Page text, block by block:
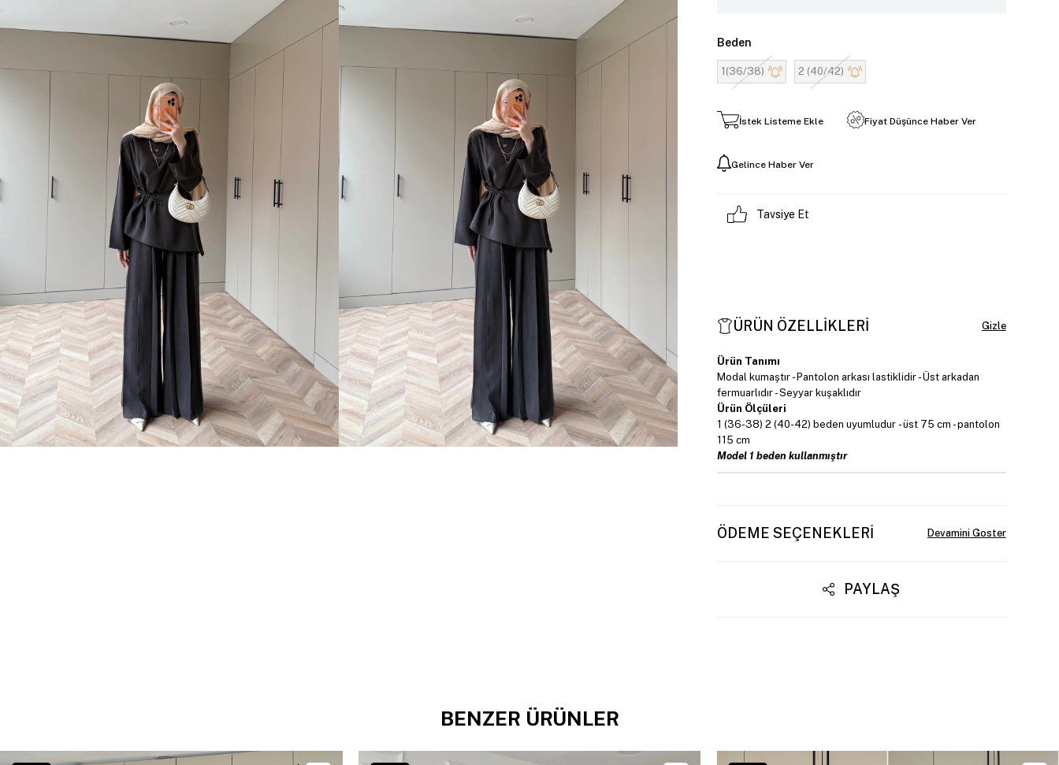
Beden
1(36/38) 2 (40/42)
İstek Listeme Ekle Fiyat Düşünce Haber Ver
Gelince Haber Ver
Tavsiye Et
ÜRÜN ÖZELLIKLERI
Ürün Tanımı
Modal kumaştır - Pantolon arkası lastiklidir - Üst arkadan
fermuarlıdır - Seyyar kuşaklıdır
Ürün Ölçüleri
1 (36-38) 2 (40-42) beden uyumludur - üst 75 cm - pantolon
115 cm
Model 1 beden kullanmıştır
ÖDEME SEÇENEKLERI
PAYLAŞ
BENZER ÜRÜNLER